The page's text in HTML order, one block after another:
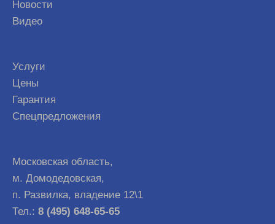
Новости
Видео
Услуги
Цены
Гарантия
Спецпредложения
Московская область,
м. Домодедовская,
п. Развилка, владение 12\1
Тел.: 8 (495) 648-65-65